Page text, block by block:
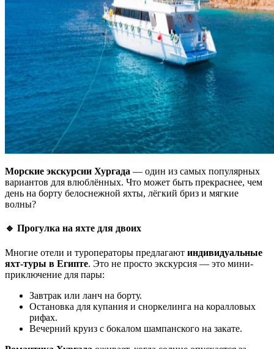
Морские экскурсии Хургада — один из самых популярных
вариантов для влюблённых. Что может быть прекраснее, чем
день на борту белоснежной яхты, лёгкий бриз и мягкие
волны?
🔹 Прогулка на яхте для двоих
Многие отели и туроператоры предлагают индивидуальные
яхт-туры в Египте. Это не просто экскурсия — это мини-
приключение для пары:
Завтрак или ланч на борту.
Остановка для купания и сноркелинга на коралловых
рифах.
Вечерний круиз с бокалом шампанского на закате.